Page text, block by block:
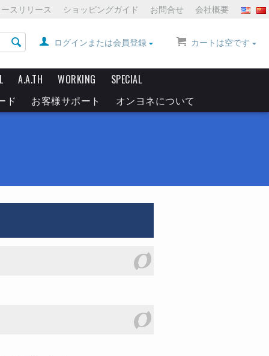
ースリリース ショッピングガイド お問合せ 会社概要
カートは空です
ログインまたは会員登録
A.A.TH WORKING
SPECIAL
ド お客様サポート オンヨネについて